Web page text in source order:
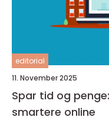
editorial
11. November 2025
Spar tid og
smartere online